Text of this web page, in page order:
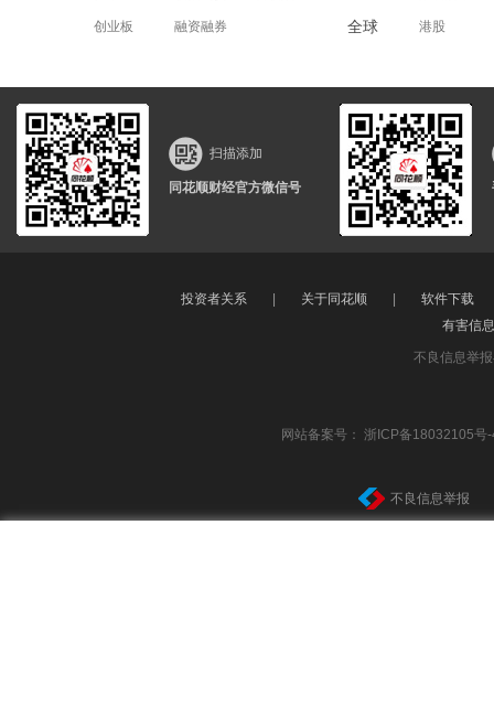
创业板 融资融券 全球 港股
扫描添加
同花顺财经官方微信号
投资者关系 关于同花顺
软件下载
有害信
不良信息举
网站备案号： 浙ICP备18032105号-
不良信息举报